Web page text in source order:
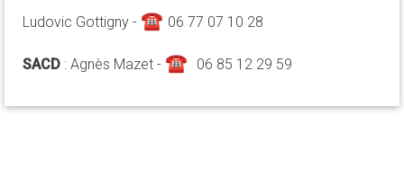
Ludovic Gottigny - ☎ 06 77 07 10 28
SACD : Agnès Mazet - ☎ 06 85 12 29 59